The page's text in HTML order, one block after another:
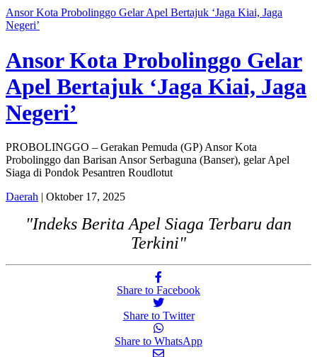
Ansor Kota Probolinggo Gelar Apel Bertajuk ‘Jaga Kiai, Jaga
Negeri’
Ansor Kota Probolinggo Gelar
Apel Bertajuk ‘Jaga Kiai, Jaga
Negeri’
PROBOLINGGO – Gerakan Pemuda (GP) Ansor Kota
Probolinggo dan Barisan Ansor Serbaguna (Banser), gelar Apel
Siaga di Pondok Pesantren Roudlotut
Daerah | Oktober 17, 2025
"Indeks Berita Apel Siaga Terbaru dan
Terkini"
Share to Facebook
Share to Twitter
Share to WhatsApp